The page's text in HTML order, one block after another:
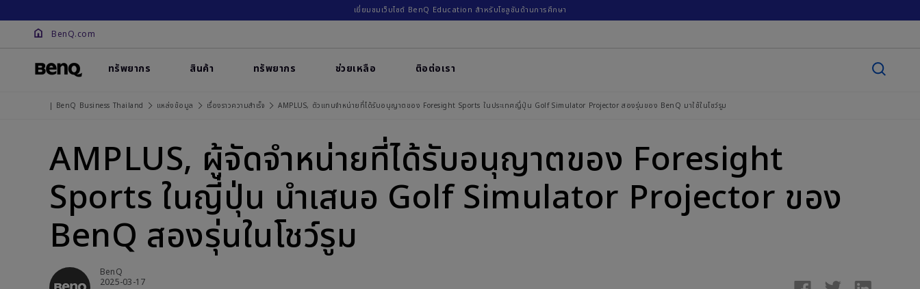
เยี่ยมชมเว็บไซต์ BenQ Education สำหรับโซลูชันด้านการศึกษา
BenQ.com
ทรัพยากร สินค้า ทรัพยากร ช่วยเหลือ ติอต่อเรา
| BenQ Business Thailand แหล่งข้อมูล เรื่องราวความสำเร็จ AMPLUS, ตัวแทนจำหน่ายที่ได้รับอนุญาตของ Foresight Sports ในประเทศญี่ปุ่น Golf Simulator Projector สองรุ่นของ BenQ มาใช้ในโชว์รูม
AMPLUS, ผู้จัดจำหน่ายที่ได้รับอนุญาตของ Foresight
Sports ในญี่ปุ่น นำเสนอ Golf Simulator Projector ของ
BenQ สองรุ่นในโชว์รูม
BenQ
2025-03-17